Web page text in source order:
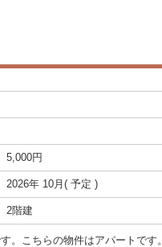
5,000円
2026年 10月( 予定 )
2階建
。こちらの物件はアパートです